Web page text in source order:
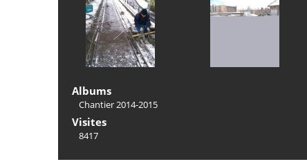
Albums
Chantier 2014-2015
Visites
8417